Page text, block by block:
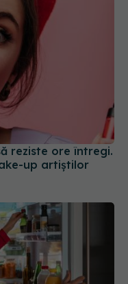
reziste ore întregi.
up artiștilor